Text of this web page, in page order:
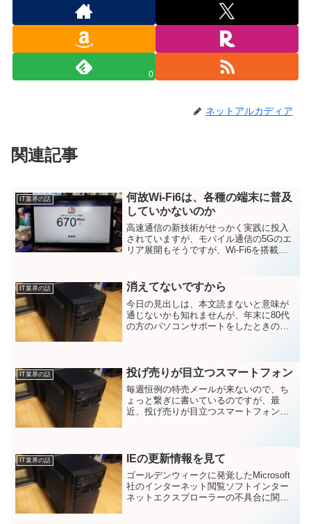
0
ネットアルカディア
関連記事
IT業界の話
何故Wi-Fi6は、各種の端末に普及
していかないのか
高速通信の新技術がせっかく実践に投入
されていますが、モバイル通信の5Gのエ
リア展開もそうですが、Wi-Fi6を搭載し
日本企業は展開のまずさを感じます。
IT業界の話 消えてないですから
今日の見出しは、本文読まないと意味が
通じないかも知れませんが、年末に80代
の方のパソコンサポートをしたときの話
デルだそうです。ワード...
IT業界の話 投げ売りが目立つスマートフォン
毎週恒例の特売メールが来ないので、ち
ょっと繋ぎに書いているのですが、最
近、投げ売りが目立つスマートフォンが
iPhone14PROやAQUOS ...
IT業界の話 IEの更新情報を見て
ゴールデンウィークに発覚したMicrosoft
社のインターネット閲覧ソフトインター
ネットエクスプローラーの不具合に関し